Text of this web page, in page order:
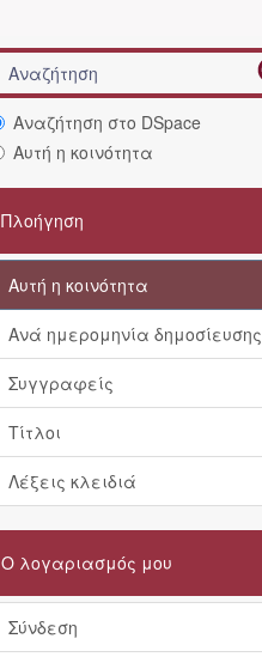
Αναζήτηση στο DSpace
Αυτή η κοινότητα
Πλοήγηση
Αυτή η κοινότητα
Ανά ημερομηνία δημοσίευσης
Συγγραφείς
Τίτλοι
Λέξεις κλειδιά
Ο λογαριασμός μου
Σύνδεση